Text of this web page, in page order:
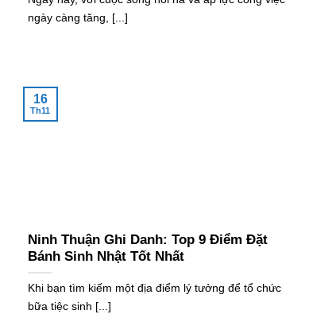
ngày càng tăng, [...]
Ninh Thuận Ghi Danh: Top 9 Điểm Đặt
Bánh Sinh Nhật Tốt Nhất
Khi bạn tìm kiếm một địa điểm lý tưởng để tổ chức
bữa tiệc sinh [...]
16
Th11